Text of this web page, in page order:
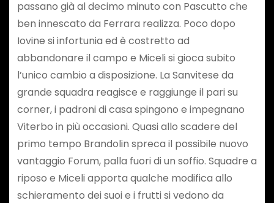
passano già al decimo minuto con Pascutto che
ben innescato da Ferrara realizza. Poco dopo
Iovine si infortunia ed è costretto ad
abbandonare il campo e Miceli si gioca subito
l’unico cambio a disposizione. La Sanvitese da
grande squadra reagisce e raggiunge il pari su
corner, i padroni di casa spingono e impegnano
Viterbo in più occasioni. Quasi allo scadere del
primo tempo Brandolin spreca il possibile nuovo
vantaggio Forum, palla fuori di un soffio. Squadre a
riposo e Miceli apporta qualche modifica allo
schieramento dei suoi e i frutti si vedono da